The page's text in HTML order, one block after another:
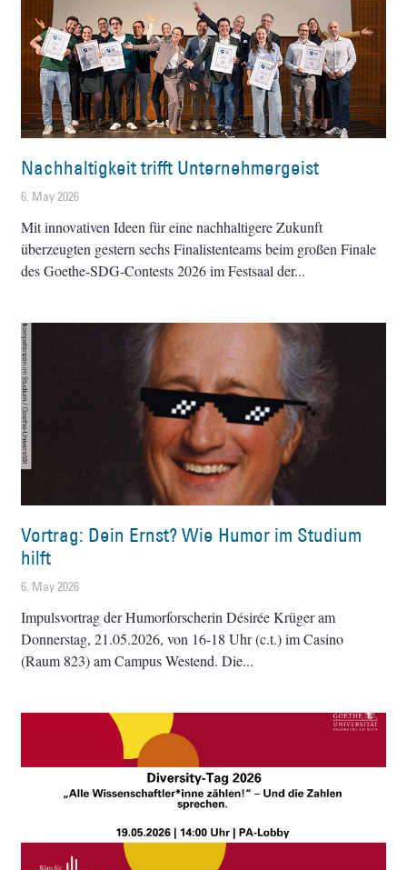
Nachhaltigkeit trifft Unternehmergeist
6. May 2026
Mit innovativen Ideen für eine nachhaltigere Zukunft
überzeugten gestern sechs Finalistenteams beim großen Finale
des Goethe-SDG-Contests 2026 im Festsaal der
Vortrag: Dein Ernst? Wie Humor im Studium
hilft
6. May 2026
Impulsvortrag der Humorforscherin Désirée Krüger am
Donnerstag, 21.05.2026, von 16-18 Uhr (c.t.) im Casino
(Raum 823) am Campus Westend. Die